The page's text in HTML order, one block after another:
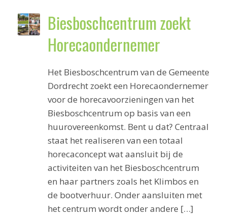
Biesboschcentrum zoekt
Horecaondernemer
Het Biesboschcentrum van de Gemeente
Dordrecht zoekt een Horecaondernemer
voor de horecavoorzieningen van het
Biesboschcentrum op basis van een
huurovereenkomst. Bent u dat? Centraal
staat het realiseren van een totaal
horecaconcept wat aansluit bij de
activiteiten van het Biesboschcentrum
en haar partners zoals het Klimbos en
de bootverhuur. Onder aansluiten met
het centrum wordt onder andere […]